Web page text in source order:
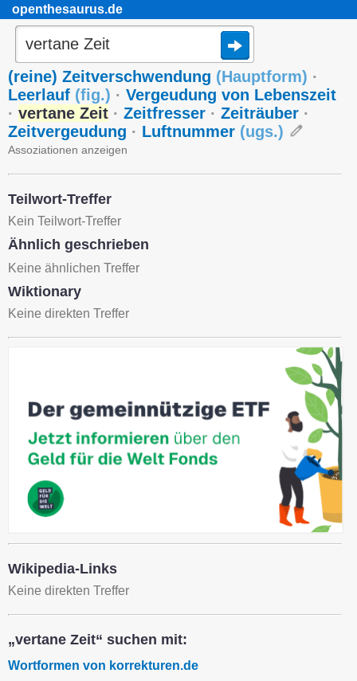
openthesaurus.de
(reine) Zeitverschwendung (Hauptform) ·
Leerlauf (fig.) · Vergeudung von Lebenszeit
· vertane Zeit · Zeitfresser · Zeiträuber ·
Zeitvergeudung · Luftnummer (ugs.)
Assoziationen anzeigen
Teilwort-Treffer
Kein Teilwort-Treffer
Ähnlich geschrieben
Keine ähnlichen Treffer
Wiktionary
Keine direkten Treffer
Wikipedia-Links
Keine direkten Treffer
„vertane Zeit“ suchen mit:
Wortformen von korrekturen.de